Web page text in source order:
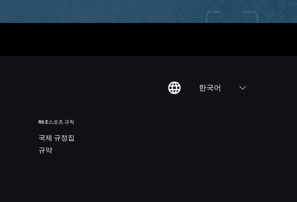
한국어
R6 E스포츠 규칙
국제 규정집
규약